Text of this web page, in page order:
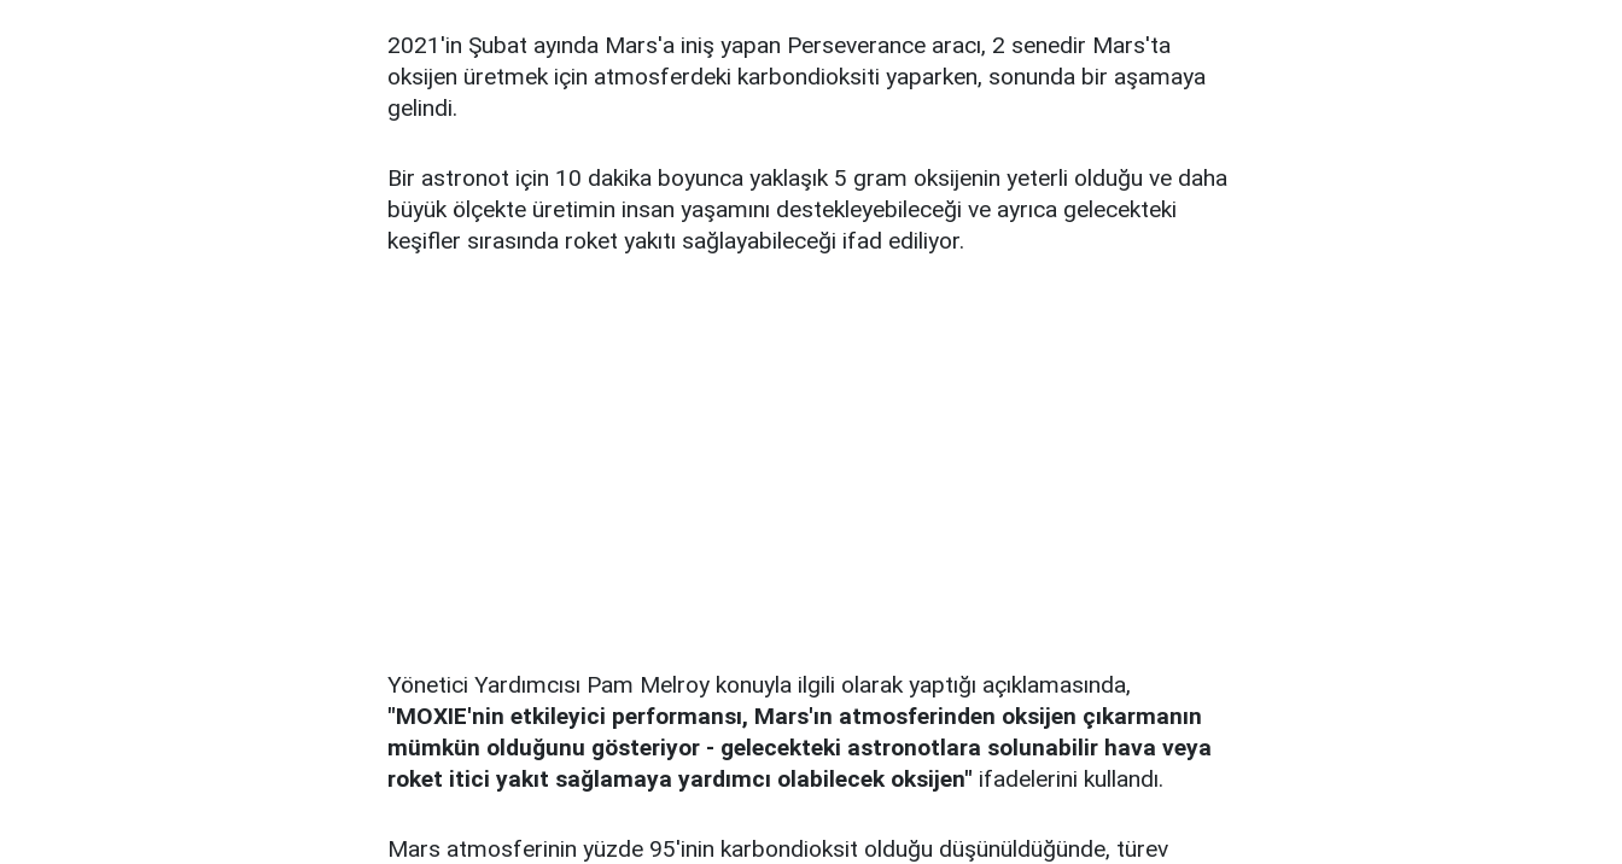
2021'in Şubat ayında Mars'a iniş yapan Perseverance aracı, 2 senedir Mars'ta
oksijen üretmek için atmosferdeki karbondioksiti yaparken, sonunda bir aşamaya
gelindi.
Bir astronot için 10 dakika boyunca yaklaşık 5 gram oksijenin yeterli olduğu ve daha
büyük ölçekte üretimin insan yaşamını destekleyebileceği ve ayrıca gelecekteki
keşifler sırasında roket yakıtı sağlayabileceği ifad ediliyor.
Yönetici Yardımcısı Pam Melroy konuyla ilgili olarak yaptığı açıklamasında,
"MOXIE'nin etkileyici performansı, Mars'ın atmosferinden oksijen çıkarmanın
mümkün olduğunu gösteriyor - gelecekteki astronotlara solunabilir hava veya
roket itici yakıt sağlamaya yardımcı olabilecek oksijen" ifadelerini kullandı.
Mars atmosferinin yüzde 95'inin karbondioksit olduğu düşünüldüğünde, türev